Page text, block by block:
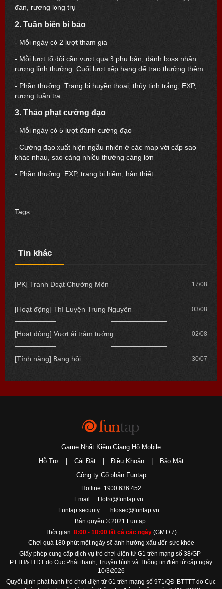
đan, rương long trụ
2. Tuần biên bí bảo
- Mỗi ngày có 2 lượt tham gia
- Mỗi lượt tổ đội cần vượt qua 3 phụ bản, đánh boss nhận
rương lĩnh thưởng. Cuối lượt xếp hạng để trao thưởng thêm
- Phần thưởng: Trang bị huyền thoại, thủy tinh trắng, EXP,
rương tuần tra
3. Thảo phạt cường đạo
- Mỗi ngày có 5 lượt đánh cường đạo
- Cường đạo xuất hiện ngẫu nhiên ở các map với cấp sao
khác nhau, sao càng nhiều thưởng càng lớn
- Phần thưởng: EXP, trang bị hiếm, hàn thiết
Tags:
Tin khác
[PK] Tranh Đoạt Chưởng Môn 17/08
[Hoạt động] Thí Luyện Trung Nguyên 03/08
[Hoạt động] Vượt ải trảm tướng 02/08
[Tính năng] Bang hội 30/07
Game Nhất Kiếm Giang Hồ Mobile
Hỗ Trợ
Cài Đặt Điều Khoản
Bảo Mật
Công ty Cổ phần Funtap
Hotline: 1900 636 452
Email:
Hotro@funtap.vn
Funtap security :
Infosec@funtap.vn
Bản quyền © 2021 Funtap.
Thời gian: 8:00 - 18:00 tất cả các ngày (GMT+7)
Chơi quá 180 phút một ngày sẽ ảnh hưởng xấu đến sức khỏe
Giấy phép cung cấp dịch vụ trò chơi điện tử G1 trên mạng số 38/GP-
PTTH&TTĐT do Cục Phát thanh, Truyền hình và Thông tin điện tử cấp ngày
10/3/2026
Quyết định phát hành trò chơi điện tử G1 trên mạng số 971/QĐ-BTTTT do Cục